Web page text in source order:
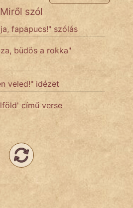
Miről szól
fapapucs!" szólás
büdös a rokka"
veled!" idézet
című verse